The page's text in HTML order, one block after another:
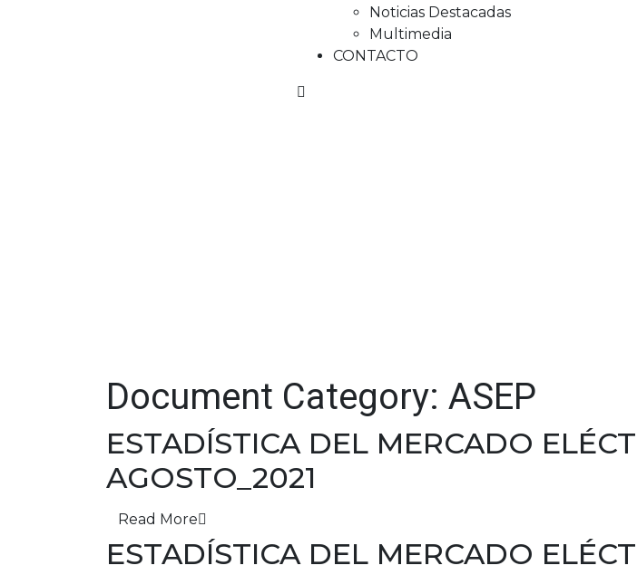
Noticias Destacadas
Multimedia
CONTACTO
Document Category: ASEP
ESTADÍSTICA DEL MERCADO
AGOSTO_2021
Read More
ESTADÍSTICA DEL MERCADO